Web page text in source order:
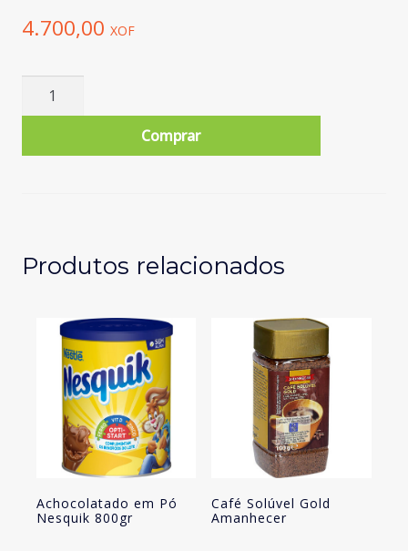
4.700,00 XOF
Quantidade
dolce
Comprar
Produtos relacionados
Achocolatado em Pó
Nesquik 800gr
Café Solúvel Gold
Amanhecer